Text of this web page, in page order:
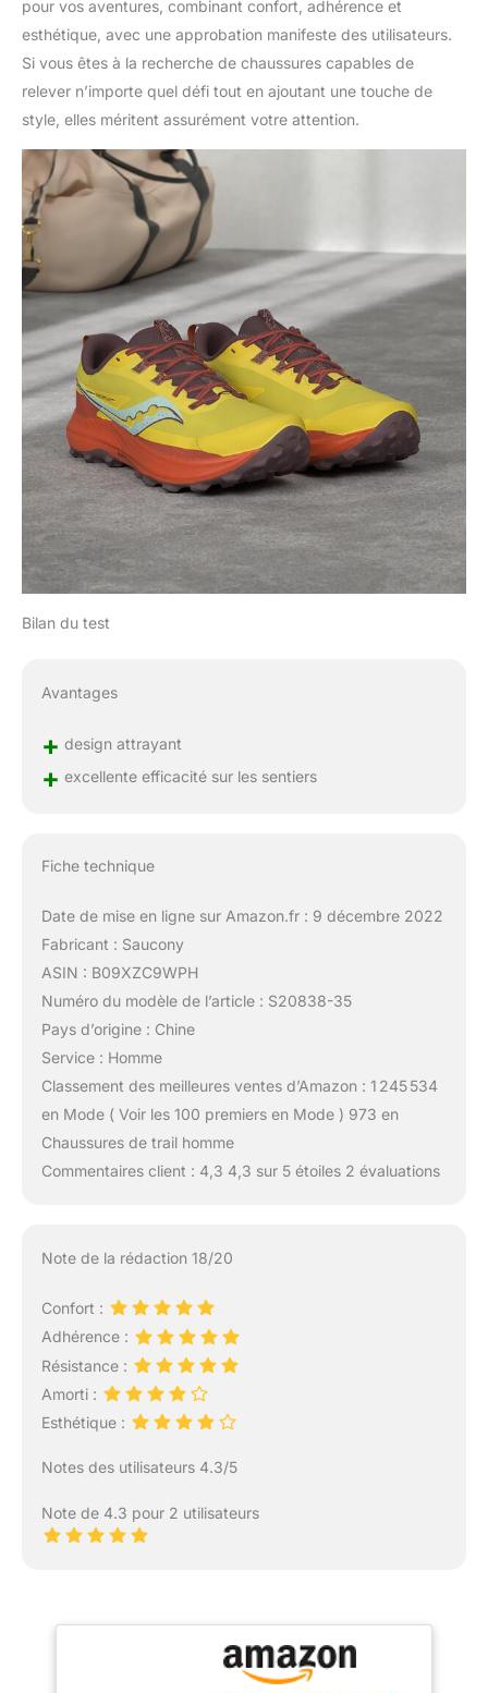
pour vos aventures, combinant confort, adhérence et
esthétique, avec une approbation manifeste des utilisateurs.
Si vous êtes à la recherche de chaussures capables de
relever n’importe quel défi tout en ajoutant une touche de
style, elles méritent assurément votre attention.
Bilan du test
Avantages
+ design attrayant
+ excellente efficacité sur les sentiers
Fiche technique
Date de mise en ligne sur Amazon.fr : 9 décembre 2022
Fabricant : Saucony
ASIN : B09XZC9WPH
Numéro du modèle de l’article : S20838-35
Pays d’origine : Chine
Service : Homme
Classement des meilleures ventes d’Amazon : 1 245 534
en Mode ( Voir les 100 premiers en Mode ) 973 en
Chaussures de trail homme
Commentaires client : 4,3 4,3 sur 5 étoiles 2 évaluations
Note de la rédaction 18/20
Confort :
Adhérence :
Résistance :
Amorti :
Esthétique :
Notes des utilisateurs 4.3/5
Note de 4.3 pour 2 utilisateurs